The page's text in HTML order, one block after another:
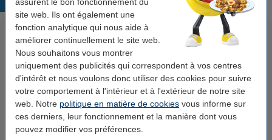
site web. Ils ont également une
fonction analytique qui nous aide à
améliorer continuellement le site web.
Nous souhaitons vous montrer
uniquement des publicités qui correspondent à vos centres
d'intérêt et nous voulons donc utiliser des cookies pour suivre
votre comportement à l'intérieur et à l'extérieur de notre site
web. Notre politique en matière de cookies vous informe sur
ces derniers, leur fonctionnement et la manière dont vous
pouvez modifier vos préférences.
Produits populaires
123accu Xtreme Power MN1500
Penlite piles AA 24 pièces
123encre papier d'impression 1